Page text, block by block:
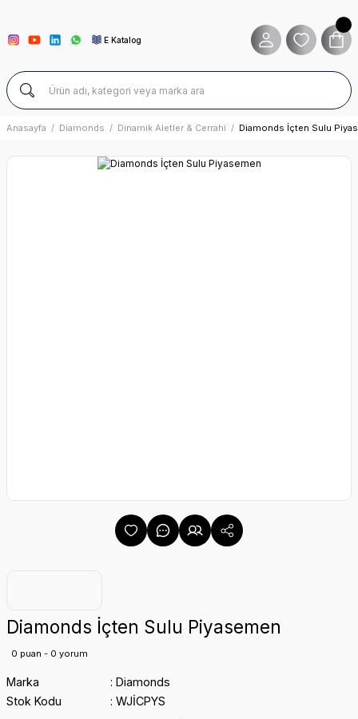
E Katalog
Anasayfa Diamonds Dinamik Aletler & Cerrahi Diamonds İçten Sulu
Diamonds İçten Sulu Piyasemen
0 puan - 0 yorum
Marka
Diamonds
Stok Kodu
WJİCPYS